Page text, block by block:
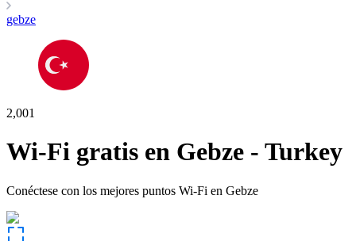
gebze
2,001
Wi-Fi gratis en Gebze - Turkey
Conéctese con los mejores puntos Wi-Fi en Gebze